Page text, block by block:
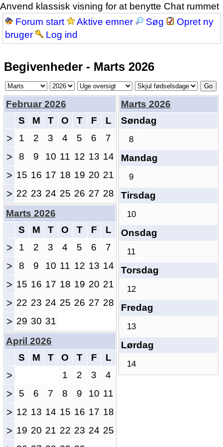
Anvend klassisk visning for at benytte Chat rummet
Forum start
Aktive emner Søg
Opret ny
bruger
Log ind
Begivenheder - Marts 2026
Februar 2026
S
M T O T F L
> 1 2 3 4 5 6 7
> 8 9 10 11 12 13 14
> 15 16 17 18 19 20 21
> 22 23 24 25 26 27 28
Marts 2026
Søndag
8
Mandag
9
Tirsdag
10
Onsdag
11
Torsdag
12
Fredag
13
Lørdag
14
Marts 2026
S
M T O T F L
> 1 2 3 4 5 6 7
> 8 9 10 11 12 13 14
> 15 16 17 18 19 20 21
> 22 23 24 25 26 27 28
> 29 30 31
April 2026
S
M T O T F L
> 1 2 3 4
> 5 6 7 8 9 10 11
> 12 13 14 15 16 17 18
> 19 20 21 22 23 24 25